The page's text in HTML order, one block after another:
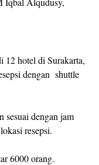
12 hotel di Surakarta,
dengan shuttle
sesuai dengan jam
resepsi.
6000 orang.